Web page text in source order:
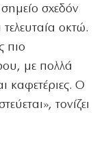
σχεδόν
οκτώ.
πιο
με πολλά
καφετέριες. Ο
τονίζει